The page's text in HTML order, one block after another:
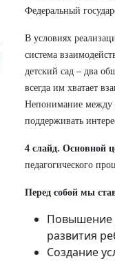
Федеральный
В условиях
система
детский сад – два
всегда им хватает
Непонимание между
поддерживать
4 слайд. Основной
педагогического
Перед собой мы
Повышение
развития
Создание